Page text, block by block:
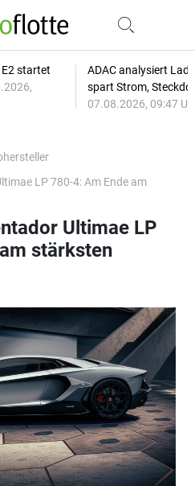
E2 startet
ADAC analysiert
spart Strom,
07.08.2026, 09:47
LP 780-4: Am Ende am
Ultimae LP
stärksten